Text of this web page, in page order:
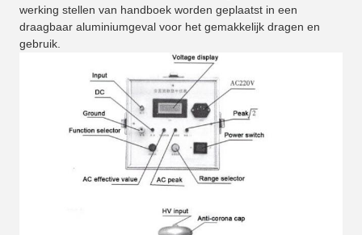
werking stellen van handboek worden geplaatst in een
draagbaar aluminiumgeval voor het gemakkelijk dragen en
gebruik.